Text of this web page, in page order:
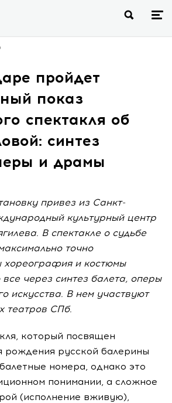
пройдет
показ
спектакля об
синтез
и драмы
привез из Санкт-
культурный центр
В спектакле о судьбе
точно
хореография и костюмы
через синтез балета, оперы
искусства. В нем участвуют
театров СПб.
который посвящен
рождения русской балерины
номера, однако это
понимании, а сложное
(исполнение вживую),